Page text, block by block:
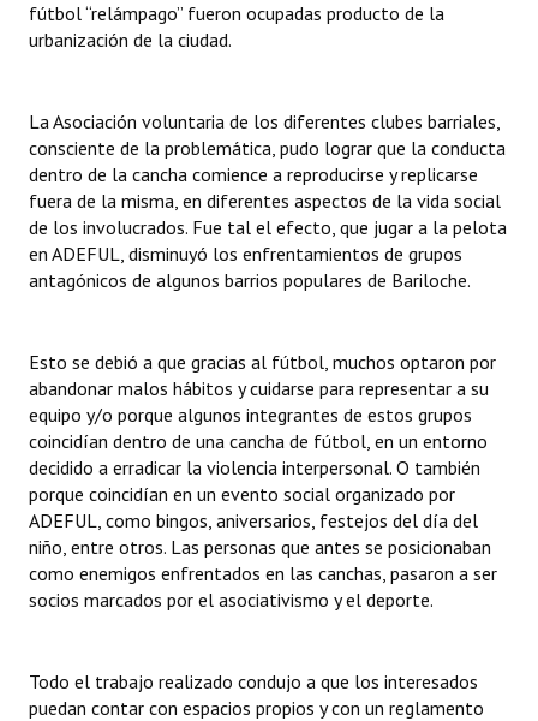
Entrega de distinciones
fútbol “relámpago” fueron ocupadas producto de la
urbanización de la ciudad.
La Asociación voluntaria de los diferentes clubes barriales,
consciente de la problemática, pudo lograr que la conducta
dentro de la cancha comience a reproducirse y replicarse
fuera de la misma, en diferentes aspectos de la vida social
de los involucrados. Fue tal el efecto, que jugar a la pelota
en ADEFUL, disminuyó los enfrentamientos de grupos
antagónicos de algunos barrios populares de Bariloche.
Esto se debió a que gracias al fútbol, muchos optaron por
abandonar malos hábitos y cuidarse para representar a su
equipo y/o porque algunos integrantes de estos grupos
coincidían dentro de una cancha de fútbol, en un entorno
decidido a erradicar la violencia interpersonal. O también
porque coincidían en un evento social organizado por
ADEFUL, como bingos, aniversarios, festejos del día del
niño, entre otros. Las personas que antes se posicionaban
como enemigos enfrentados en las canchas, pasaron a ser
socios marcados por el asociativismo y el deporte.
Todo el trabajo realizado condujo a que los interesados
puedan contar con espacios propios y con un reglamento